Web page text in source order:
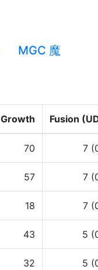
MGC 魔
Growth Fusion
70 7
57 7
18 7
43 5
32 5